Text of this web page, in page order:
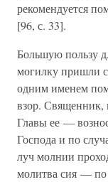
рекомендуется
[96, с. 33].
Большую пользу
могилку пришли
одним именем
взор. Священник,
Главы ее —
Господа и по
луч молнии
молитва сия —